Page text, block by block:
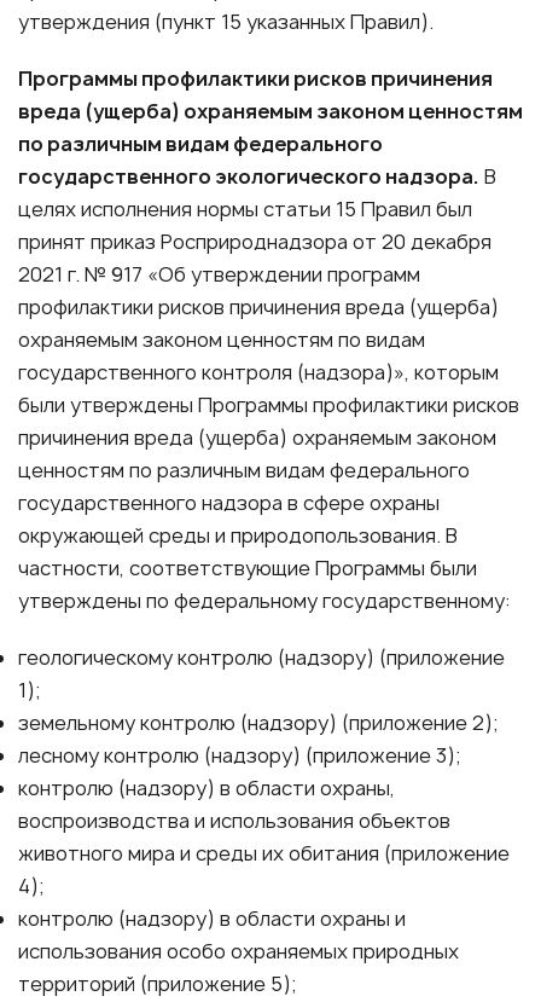
утверждения (пункт 15 указанных Правил).
Программы профилактики рисков причинения
вреда (ущерба) охраняемым законом ценностям
по различным видам федерального
государственного экологического надзора. В
целях исполнения нормы статьи 15 Правил был
принят приказ Росприроднадзора от 20 декабря
2021 г. № 917 «Об утверждении программ
профилактики рисков причинения вреда (ущерба)
охраняемым законом ценностям по видам
государственного контроля (надзора)», которым
были утверждены Программы профилактики рисков
причинения вреда (ущерба) охраняемым законом
ценностям по различным видам федерального
государственного надзора в сфере охраны
окружающей среды и природопользования. В
частности, соответствующие Программы были
утверждены по федеральному государственному:
геологическому контролю (надзору) (приложение
1);
земельному контролю (надзору) (приложение 2);
лесному контролю (надзору) (приложение 3);
контролю (надзору) в области охраны,
воспроизводства и использования объектов
животного мира и среды их обитания (приложение
4);
контролю (надзору) в области охраны и
использования особо охраняемых природных
территорий (приложение 5);